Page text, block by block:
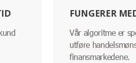
FUNGERER
Vår algoritme er
utføre
finansmarkedene.